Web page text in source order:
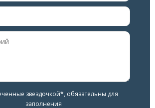
звездочкой*, обязательны для
заполнения